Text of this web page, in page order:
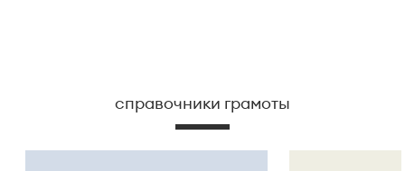
справочники грамоты